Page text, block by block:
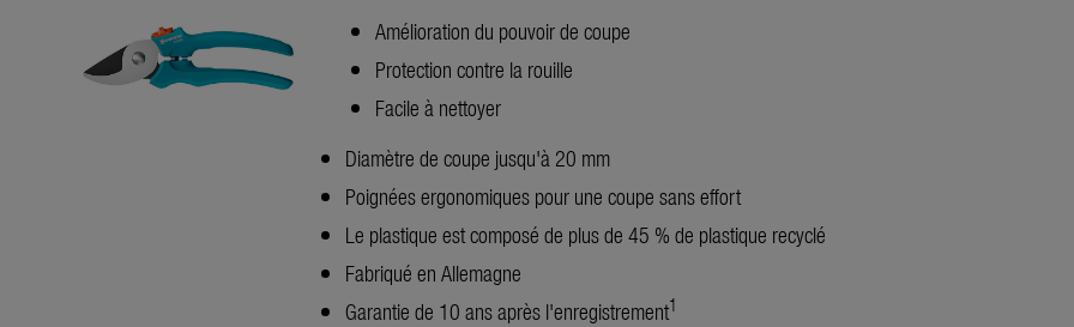
Amélioration du pouvoir de coupe
Protection contre la rouille
Facile à nettoyer
Diamètre de coupe jusqu'à 20 mm
Poignées ergonomiques pour une coupe sans effort
Le plastique est composé de plus de 45 % de plastique recyclé
Fabriqué en Allemagne
Garantie de 10 ans après l'enregistrement1